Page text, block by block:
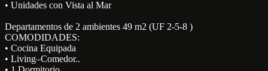
• Unidades con Vista al Mar
Departamentos de 2 ambientes 49 m2 (UF 2-5-8 )
COMODIDADES:
• Cocina Equipada
• Living–Comedor..